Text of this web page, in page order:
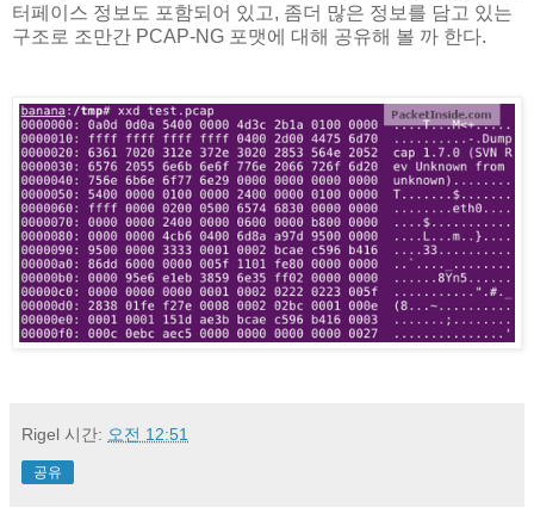
터페이스 정보도 포함되어 있고, 좀더 많은 정보를 담고 있는
구조로 조만간 PCAP-NG 포맷에 대해 공유해 볼 까 한다.
Rigel 시간: 오전 12:51
공유